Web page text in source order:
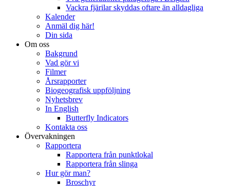
Vackra fjärilar skyddas oftare än alldagliga
Kalender
Anmäl dig här!
Din sida
Om oss
Bakgrund
Vad gör vi
Filmer
Årsrapporter
Biogeografisk uppföljning
Nyhetsbrev
In English
Butterfly Indicators
Kontakta oss
Övervakningen
Rapportera
Rapportera från punktlokal
Rapportera från slinga
Hur gör man?
Broschyr